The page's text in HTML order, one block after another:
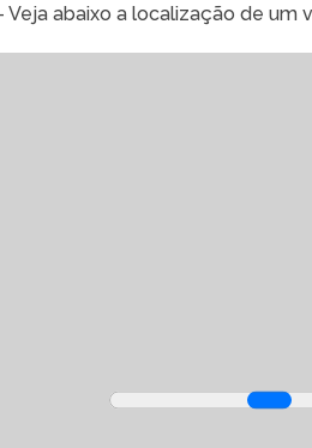
Veja abaixo a localização de um